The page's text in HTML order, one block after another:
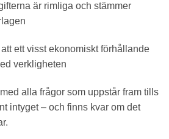
är rimliga och stämmer
ett visst ekonomiskt förhållande
verkligheten
alla frågor som uppstår fram tills
intyget – och finns kvar om det